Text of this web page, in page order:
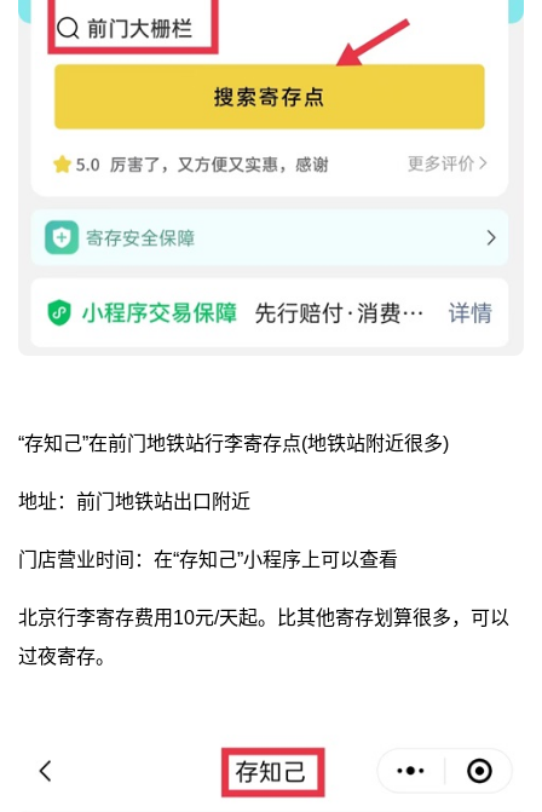
“存知己”在前门地铁站行李寄存点(地铁站附近很多)
地址：前门地铁站出口附近
门店营业时间：在“存知己”小程序上可以查看
北京行李寄存费用10元/天起。比其他寄存划算很多，可以
过夜寄存。